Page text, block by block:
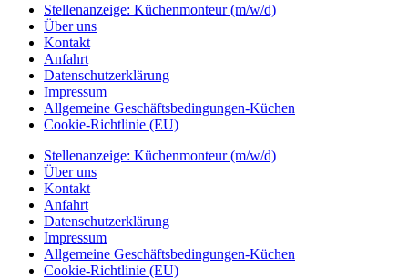
Stellenanzeige: Küchenmonteur (m/w/d)
Über uns
Kontakt
Anfahrt
Datenschutzerklärung
Impressum
Allgemeine Geschäftsbedingungen-Küchen
Cookie-Richtlinie (EU)
Stellenanzeige: Küchenmonteur (m/w/d)
Über uns
Kontakt
Anfahrt
Datenschutzerklärung
Impressum
Allgemeine Geschäftsbedingungen-Küchen
Cookie-Richtlinie (EU)